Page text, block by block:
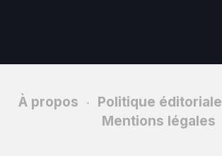
À propos · Politique éditoriale
Mentions légales